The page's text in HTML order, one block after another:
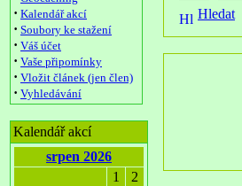
· Kalendář akcí
· Soubory ke stažení
· Váš účet
· Vaše připomínky
· Vložit článek (jen člen)
· Vyhledávání
Kalendář akcí
srpen 2026
1
2
Hledat